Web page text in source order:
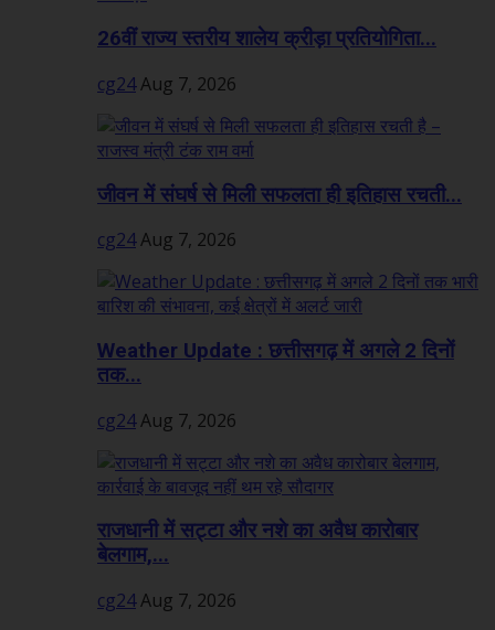
26वीं राज्य स्तरीय शालेय क्रीड़ा प्रतियोगिता...
cg24Aug 7, 2026
जीवन में संघर्ष से मिली सफलता ही इतिहास रचती...
cg24Aug 7, 2026
Weather Update : छत्तीसगढ़ में अगले 2 दिनों
तक...
cg24Aug 7, 2026
राजधानी में सट्टा और नशे का अवैध कारोबार
बेलगाम,...
cg24Aug 7, 2026